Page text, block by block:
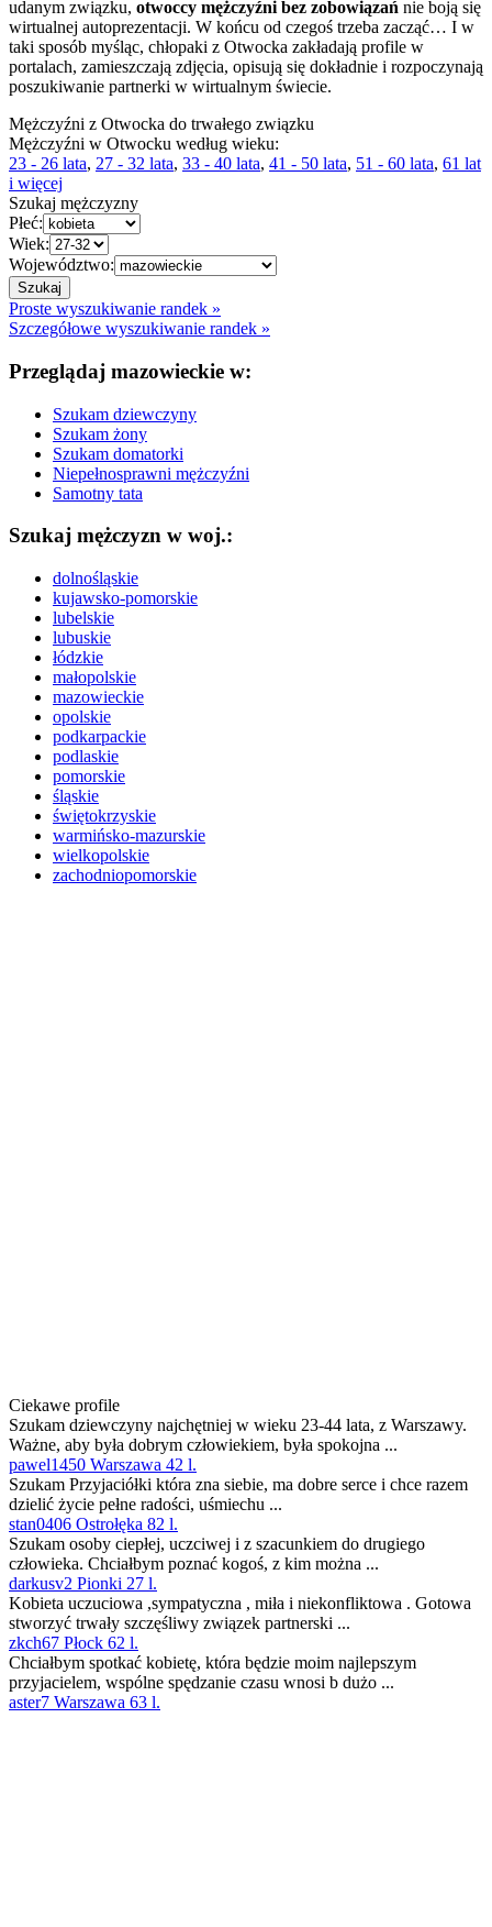
udanym związku, otwoccy mężczyźni bez zobowiązań nie boją się
wirtualnej autoprezentacji. W końcu od czegoś trzeba zacząć… I w
taki sposób myśląc, chłopaki z Otwocka zakładają profile w
portalach, zamieszczają zdjęcia, opisują się dokładnie i rozpoczynają
poszukiwanie partnerki w wirtualnym świecie.
Mężczyźni z Otwocka do trwałego związku
Mężczyźni w Otwocku według wieku:
23 - 26 lata, 27 - 32 lata, 33 - 40 lata, 41 - 50 lata, 51 - 60 lata, 61 lat
i więcej
Szukaj mężczyzny
Płeć:
Wiek:
Województwo:
Proste wyszukiwanie randek »
Szczegółowe wyszukiwanie randek »
Przeglądaj mazowieckie w:
Szukam dziewczyny
Szukam żony
Szukam domatorki
Niepełnosprawni mężczyźni
Samotny tata
Szukaj mężczyzn w woj.:
dolnośląskie
kujawsko-pomorskie
lubelskie
lubuskie
łódzkie
małopolskie
mazowieckie
opolskie
podkarpackie
podlaskie
pomorskie
śląskie
świętokrzyskie
warmińsko-mazurskie
wielkopolskie
zachodniopomorskie
Ciekawe profile
Szukam dziewczyny najchętniej w wieku 23-44 lata, z Warszawy.
Ważne, aby była dobrym człowiekiem, była spokojna ...
pawel1450 Warszawa 42 l.
Szukam Przyjaciółki która zna siebie, ma dobre serce i chce razem
dzielić życie pełne radości, uśmiechu ...
stan0406 Ostrołęka 82 l.
Szukam osoby ciepłej, uczciwej i z szacunkiem do drugiego
człowieka. Chciałbym poznać kogoś, z kim można ...
darkusv2 Pionki 27 l.
Kobieta uczuciowa ,sympatyczna , miła i niekonfliktowa . Gotowa
stworzyć trwały szczęśliwy związek partnerski ...
zkch67 Płock 62 l.
Chciałbym spotkać kobietę, która będzie moim najlepszym
przyjacielem, wspólne spędzanie czasu wnosi b dużo ...
aster7 Warszawa 63 l.